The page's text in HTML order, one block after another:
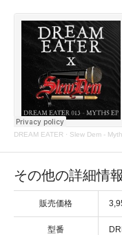
DREAM EATER · Slew Dem -
その他の詳細情報
販売価格
型番